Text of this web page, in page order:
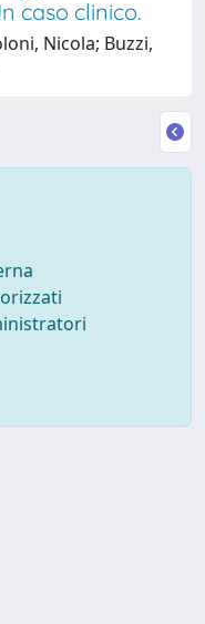
caso clinico.
Nicola; Buzzi,